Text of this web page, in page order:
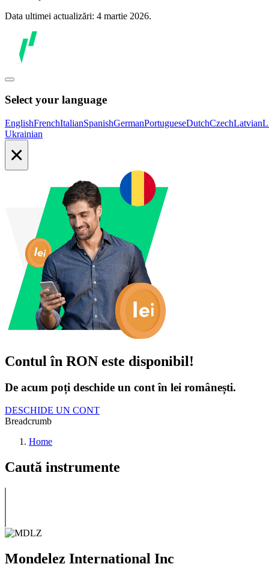
Data ultimei actualizări: 4 martie 2026.
Select your language
EnglishFrenchItalianSpanishGermanPortugueseDutchCzechLatvian
Ukrainian
×
Contul în RON este disponibil!
De acum poți deschide un cont în lei românești.
DESCHIDE UN CONT
Breadcrumb
Home
Caută instrumente
Mondelez International Inc